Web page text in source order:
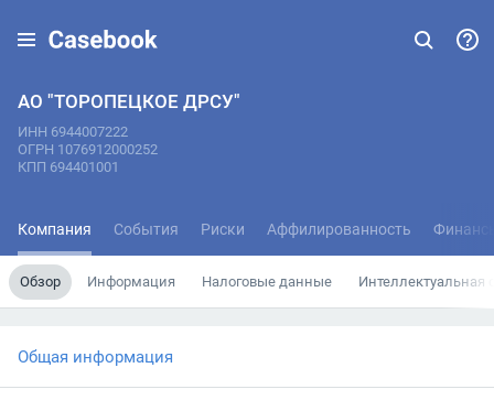
АО "ТОРОПЕЦКОЕ ДРСУ"
ИНН 6944007222
ОГРН 1076912000252
КПП 694401001
Компания События Риски Аффилированность
Обзор Информация Налоговые данные Интеллектуальная
Общая информация